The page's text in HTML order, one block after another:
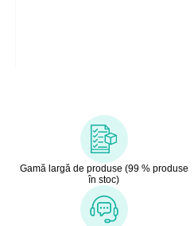
Gamă largă de produse (99 % produse
în stoc)